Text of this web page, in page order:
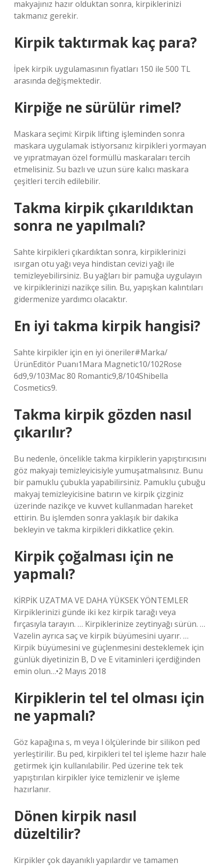
makyajınız hazır olduktan sonra, kirpiklerinizi
takmanız gerekir.
Kirpik taktırmak kaç para?
İpek kirpik uygulamasının fiyatları 150 ile 500 TL
arasında değişmektedir.
Kirpiğe ne sürülür rimel?
Maskara seçimi: Kirpik lifting işleminden sonra
maskara uygulamak istiyorsanız kirpikleri yormayan
ve yıpratmayan özel formüllü maskaraları tercih
etmelisiniz. Su bazlı ve uzun süre kalıcı maskara
çeşitleri tercih edilebilir.
Takma kirpik çıkarıldıktan
sonra ne yapılmalı?
Sahte kirpikleri çıkardıktan sonra, kirpiklerinizi
ısırgan otu yağı veya hindistan cevizi yağı ile
temizleyebilirsiniz. Bu yağları bir pamuğa uygulayın
ve kirpiklerinizi nazikçe silin. Bu, yapışkan kalıntıları
gidermenize yardımcı olacaktır.
En iyi takma kirpik hangisi?
Sahte kirpikler için en iyi öneriler#Marka/
ÜrünEditör Puanı1Mara Magnetic10/102Rose
6d9,9/103Mac 80 Romantic9,8/104Shibella
Cosmetics9.
Takma kirpik gözden nasıl
çıkarılır?
Bu nedenle, öncelikle takma kirpiklerin yapıştırıcısını
göz makyajı temizleyicisiyle yumuşatmalısınız. Bunu
bir pamuklu çubukla yapabilirsiniz. Pamuklu çubuğu
makyaj temizleyicisine batırın ve kirpik çizginiz
üzerinde nazikçe ve kuvvet kullanmadan hareket
ettirin. Bu işlemden sonra yaklaşık bir dakika
bekleyin ve takma kirpikleri dikkatlice çekin.
Kirpik çoğalması için ne
yapmalı?
KİRPİK UZATMA VE DAHA YÜKSEK YÖNTEMLER
Kirpiklerinizi günde iki kez kirpik tarağı veya
fırçasıyla tarayın. … Kirpiklerinize zeytinyağı sürün. …
Vazelin ayrıca saç ve kirpik büyümesini uyarır. …
Kirpik büyümesini ve güçlenmesini desteklemek için
günlük diyetinizin B, D ve E vitaminleri içerdiğinden
emin olun…•2 Mayıs 2018
Kirpiklerin tel tel olması için
ne yapmalı?
Göz kapağına s, m veya l ölçülerinde bir silikon ped
yerleştirilir. Bu ped, kirpikleri tel tel işleme hazır hale
getirmek için kullanılabilir. Ped üzerine tek tek
yapıştırılan kirpikler iyice temizlenir ve işleme
hazırlanır.
Dönen kirpik nasıl
düzeltilir?
Kirpikler çok dayanıklı yapılardır ve tamamen